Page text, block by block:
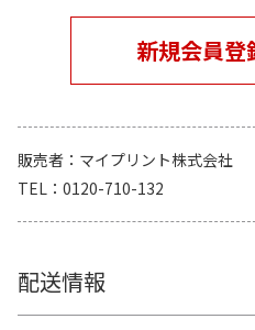
新規会員登
販売者
マイプリント株式会社
TEL
0120-710-132
配送情報